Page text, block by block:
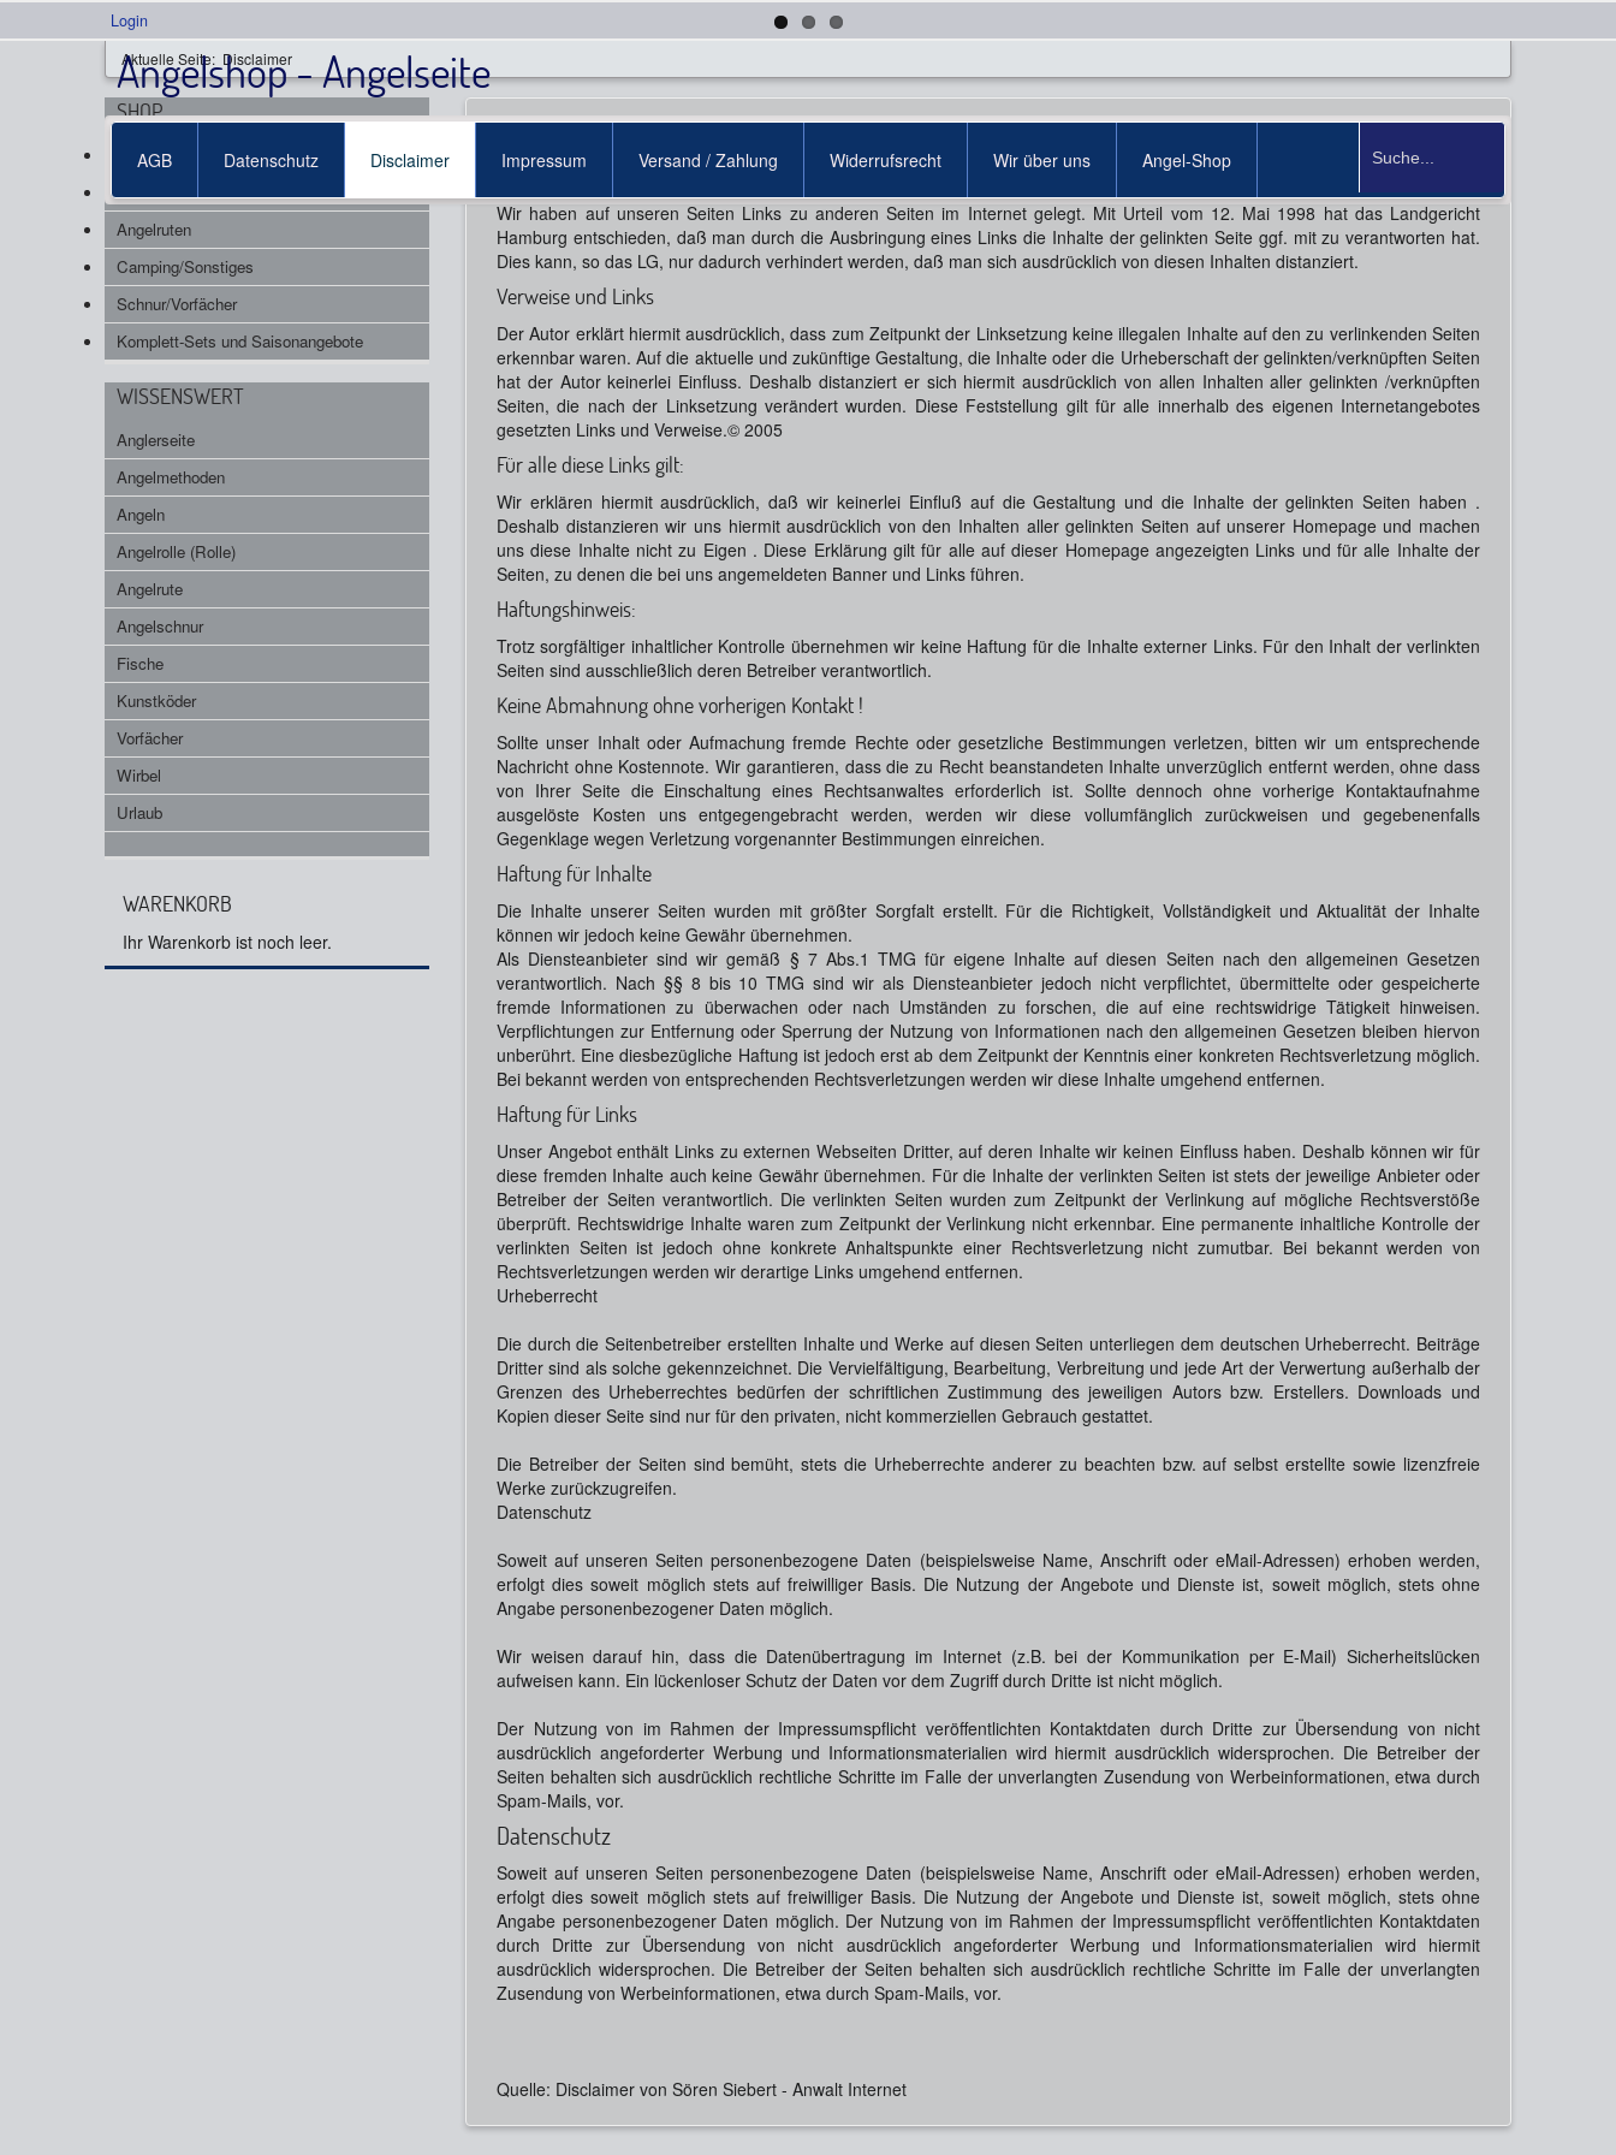
Login
Angelshop - Angelseite
AGB Datenschutz Disclaimer Impressum Versand / Zahlung Widerrufsrecht Wir über uns Angel-Shop
Aktuelle Seite: Disclaimer
Distanzierungserklärung:
Wir haben auf unseren Seiten Links zu anderen Seiten im Internet gelegt. Mit Urteil vom 12. Mai 1998 hat das Landgericht
Hamburg entschieden, daß man durch die Ausbringung eines Links die Inhalte der gelinkten Seite ggf. mit zu verantworten hat.
Dies kann, so das LG, nur dadurch verhindert werden, daß man sich ausdrücklich von diesen Inhalten distanziert.
Verweise und Links
Der Autor erklärt hiermit ausdrücklich, dass zum Zeitpunkt der Linksetzung keine illegalen Inhalte auf den zu verlinkenden Seiten
erkennbar waren. Auf die aktuelle und zukünftige Gestaltung, die Inhalte oder die Urheberschaft der gelinkten/verknüpften Seiten
hat der Autor keinerlei Einfluss. Deshalb distanziert er sich hiermit ausdrücklich von allen Inhalten aller gelinkten /verknüpften
Seiten, die nach der Linksetzung verändert wurden. Diese Feststellung gilt für alle innerhalb des eigenen Internetangebotes
gesetzten Links und Verweise.© 2005
Für alle diese Links gilt:
Wir erklären hiermit ausdrücklich, daß wir keinerlei Einfluß auf die Gestaltung und die Inhalte der gelinkten Seiten haben .
Deshalb distanzieren wir uns hiermit ausdrücklich von den Inhalten aller gelinkten Seiten auf unserer Homepage und machen
uns diese Inhalte nicht zu Eigen . Diese Erklärung gilt für alle auf dieser Homepage angezeigten Links und für alle Inhalte der
Seiten, zu denen die bei uns angemeldeten Banner und Links führen.
Haftungshinweis:
Trotz sorgfältiger inhaltlicher Kontrolle übernehmen wir keine Haftung für die Inhalte externer Links. Für den Inhalt der verlinkten
Seiten sind ausschließlich deren Betreiber verantwortlich.
Keine Abmahnung ohne vorherigen Kontakt !
Sollte unser Inhalt oder Aufmachung fremde Rechte oder gesetzliche Bestimmungen verletzen, bitten wir um entsprechende
Nachricht ohne Kostennote. Wir garantieren, dass die zu Recht beanstandeten Inhalte unverzüglich entfernt werden, ohne dass
von Ihrer Seite die Einschaltung eines Rechtsanwaltes erforderlich ist. Sollte dennoch ohne vorherige Kontaktaufnahme
ausgelöste Kosten uns entgegengebracht werden, werden wir diese vollumfänglich zurückweisen und gegebenenfalls
Gegenklage wegen Verletzung vorgenannter Bestimmungen einreichen.
Haftung für Inhalte
Die Inhalte unserer Seiten wurden mit größter Sorgfalt erstellt. Für die Richtigkeit, Vollständigkeit und Aktualität der Inhalte
können wir jedoch keine Gewähr übernehmen.
Als Diensteanbieter sind wir gemäß § 7 Abs.1 TMG für eigene Inhalte auf diesen Seiten nach den allgemeinen Gesetzen
verantwortlich. Nach §§ 8 bis 10 TMG sind wir als Diensteanbieter jedoch nicht verpflichtet, übermittelte oder gespeicherte
fremde Informationen zu überwachen oder nach Umständen zu forschen, die auf eine rechtswidrige Tätigkeit hinweisen.
Verpflichtungen zur Entfernung oder Sperrung der Nutzung von Informationen nach den allgemeinen Gesetzen bleiben hiervon
unberührt. Eine diesbezügliche Haftung ist jedoch erst ab dem Zeitpunkt der Kenntnis einer konkreten Rechtsverletzung möglich.
Bei bekannt werden von entsprechenden Rechtsverletzungen werden wir diese Inhalte umgehend entfernen.
Haftung für Links
Unser Angebot enthält Links zu externen Webseiten Dritter, auf deren Inhalte wir keinen Einfluss haben. Deshalb können wir für
diese fremden Inhalte auch keine Gewähr übernehmen. Für die Inhalte der verlinkten Seiten ist stets der jeweilige Anbieter oder
Betreiber der Seiten verantwortlich. Die verlinkten Seiten wurden zum Zeitpunkt der Verlinkung auf mögliche Rechtsverstöße
überprüft. Rechtswidrige Inhalte waren zum Zeitpunkt der Verlinkung nicht erkennbar. Eine permanente inhaltliche Kontrolle der
verlinkten Seiten ist jedoch ohne konkrete Anhaltspunkte einer Rechtsverletzung nicht zumutbar. Bei bekannt werden von
Rechtsverletzungen werden wir derartige Links umgehend entfernen.
Urheberrecht
Die durch die Seitenbetreiber erstellten Inhalte und Werke auf diesen Seiten unterliegen dem deutschen Urheberrecht. Beiträge
Dritter sind als solche gekennzeichnet. Die Vervielfältigung, Bearbeitung, Verbreitung und jede Art der Verwertung außerhalb der
Grenzen des Urheberrechtes bedürfen der schriftlichen Zustimmung des jeweiligen Autors bzw. Erstellers. Downloads und
Kopien dieser Seite sind nur für den privaten, nicht kommerziellen Gebrauch gestattet.
Die Betreiber der Seiten sind bemüht, stets die Urheberrechte anderer zu beachten bzw. auf selbst erstellte sowie lizenzfreie
Werke zurückzugreifen.
Datenschutz
Soweit auf unseren Seiten personenbezogene Daten (beispielsweise Name, Anschrift oder eMail-Adressen) erhoben werden,
erfolgt dies soweit möglich stets auf freiwilliger Basis. Die Nutzung der Angebote und Dienste ist, soweit möglich, stets ohne
Angabe personenbezogener Daten möglich.
Wir weisen darauf hin, dass die Datenübertragung im Internet (z.B. bei der Kommunikation per E-Mail) Sicherheitslücken
aufweisen kann. Ein lückenloser Schutz der Daten vor dem Zugriff durch Dritte ist nicht möglich.
Der Nutzung von im Rahmen der Impressumspflicht veröffentlichten Kontaktdaten durch Dritte zur Übersendung von nicht
ausdrücklich angeforderter Werbung und Informationsmaterialien wird hiermit ausdrücklich widersprochen. Die Betreiber der
Seiten behalten sich ausdrücklich rechtliche Schritte im Falle der unverlangten Zusendung von Werbeinformationen, etwa durch
Spam-Mails, vor.
Datenschutz
Soweit auf unseren Seiten personenbezogene Daten (beispielsweise Name, Anschrift oder eMail-Adressen) erhoben werden,
erfolgt dies soweit möglich stets auf freiwilliger Basis. Die Nutzung der Angebote und Dienste ist, soweit möglich, stets ohne
Angabe personenbezogener Daten möglich. Der Nutzung von im Rahmen der Impressumspflicht veröffentlichten Kontaktdaten
durch Dritte zur Übersendung von nicht ausdrücklich angeforderter Werbung und Informationsmaterialien wird hiermit
ausdrücklich widersprochen. Die Betreiber der Seiten behalten sich ausdrücklich rechtliche Schritte im Falle der unverlangten
Zusendung von Werbeinformationen, etwa durch Spam-Mails, vor.
Quelle: Disclaimer von Sören Siebert - Anwalt Internet
SHOP
Angelköder
Angelrollen
Angelruten
Camping/Sonstiges
Schnur/Vorfächer
Komplett-Sets und Saisonangebote
WISSENSWERT
Anglerseite
Angelmethoden
Angeln
Angelrolle (Rolle)
Angelrute
Angelschnur
Fische
Kunstköder
Vorfächer
Wirbel
Urlaub
WARENKORB
Ihr Warenkorb ist noch leer.